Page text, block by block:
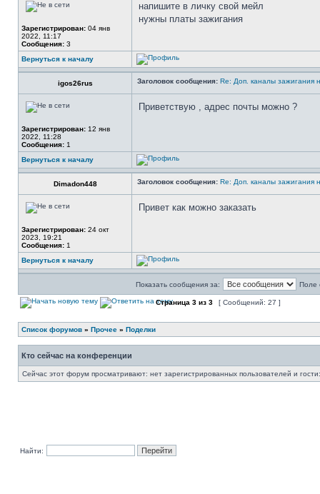
Зарегистрирован: 04 янв
2022, 11:17
Сообщения: 3
напишите в личку свой мейл
нужны платы зажигания
Вернуться к началу
igos26rus Заголовок сообщения: Re: Доп. каналы зажигания
Зарегистрирован: 12 янв
2022, 11:28
Сообщения: 1
Приветствую , адрес почты можно ?
Вернуться к началу
Dimadon448 Заголовок сообщения: Re: Доп. каналы зажигания
Зарегистрирован: 24 окт
2023, 19:21
Сообщения: 1
Привет как можно заказать
Вернуться к началу
Показать сообщения за: Поле
Страница 3 из 3 [ Сообщений: 27 ]
Список форумов » Прочее » Поделки
Кто сейчас на конференции
Сейчас этот форум просматривают: нет зарегистрированных пользователей и
Найти: